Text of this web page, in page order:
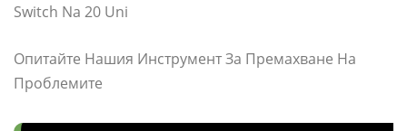
Switch Na 20 Uni
Опитайте Нашия Инструмент За Премахване На
Проблемите